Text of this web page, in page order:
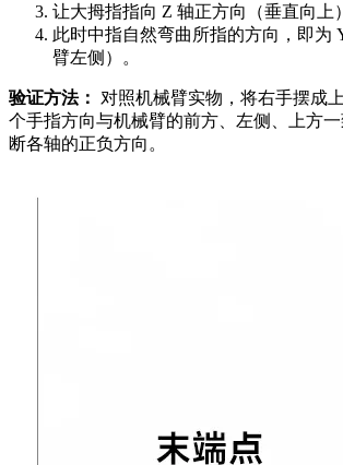
让大拇指指向 Z 轴正方向（垂直向上
此时中指自然弯曲所指的方向，即为
臂左侧）。
验证方法：
对照机械臂实物，将右手摆成
个手指方向与机械臂的前方、左侧、上方
断各轴的正负方向。